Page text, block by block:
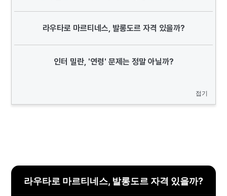
라우타로 마르티네스, 발롱도르 자격 있을까?
인터 밀란, '연령' 문제는 정말 아닐까?
접기
라우타로 마르티네스, 발롱도르 자격 있을까?